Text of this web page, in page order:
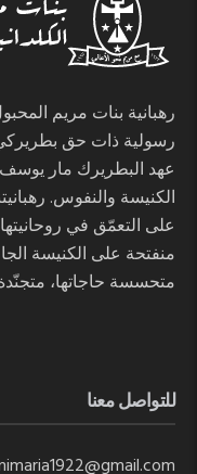
رهبانية بنات مريم
عهد البطريرك مار يوسف
الكنيسة والنفوس.
على التعمّق في
منفتحة على الكنيسة
متحسسة حاجاتها،
للتواصل معنا